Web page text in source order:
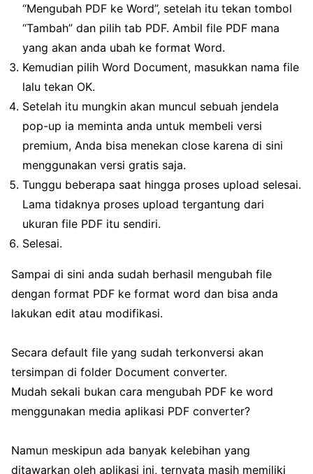
“Mengubah PDF ke Word”, setelah itu tekan tombol
“Tambah” dan pilih tab PDF. Ambil file PDF mana
yang akan anda ubah ke format Word.
Kemudian pilih Word Document, masukkan nama file
lalu tekan OK.
Setelah itu mungkin akan muncul sebuah jendela
pop-up ia meminta anda untuk membeli versi
premium, Anda bisa menekan close karena di sini
menggunakan versi gratis saja.
Tunggu beberapa saat hingga proses upload selesai.
Lama tidaknya proses upload tergantung dari
ukuran file PDF itu sendiri.
Selesai.
Sampai di sini anda sudah berhasil mengubah file
dengan format PDF ke format word dan bisa anda
lakukan edit atau modifikasi.
Secara default file yang sudah terkonversi akan
tersimpan di folder Document converter.
Mudah sekali bukan cara mengubah PDF ke word
menggunakan media aplikasi PDF converter?
Namun meskipun ada banyak kelebihan yang
ditawarkan oleh aplikasi ini, ternyata masih memiliki